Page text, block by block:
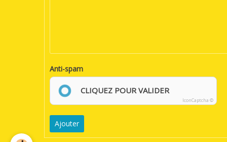
Anti-spam
CLIQUEZ POUR VALIDER
IconCaptcha ©
Ajouter